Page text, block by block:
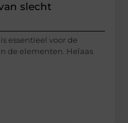
slecht
essentieel voor de
de elementen. Helaas